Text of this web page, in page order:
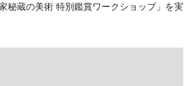
秘蔵の美術 特別鑑賞ワークショップ」を実